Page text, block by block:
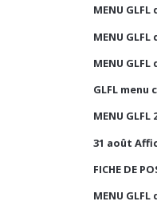
MENU GLFL
MENU GLFL
MENU GLFL
GLFL menu
MENU GLFL
31 août
FICHE DE
MENU